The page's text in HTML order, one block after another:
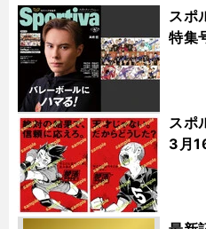
スポ
特集
スポ
3月